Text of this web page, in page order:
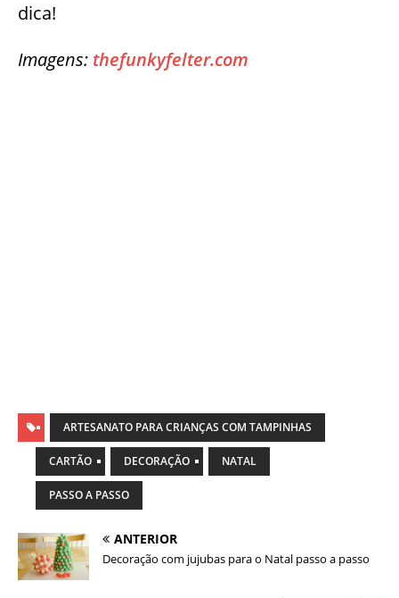
dica!
Imagens: thefunkyfelter.com
ARTESANATO PARA CRIANÇAS COM TAMPINHAS
CARTÃO DECORAÇÃO NATAL
PASSO A PASSO
ANTERIOR
Decoração com jujubas para o Natal passo a passo